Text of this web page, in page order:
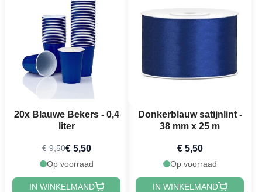
20x Blauwe Bekers - 0,4
liter
€ 9,50€ 5,50
Op voorraad
IN WINKELMAND
Donkerblauw satijnlint -
38 mm x 25 m
€ 5,50
Op voorraad
IN WINKELMAND